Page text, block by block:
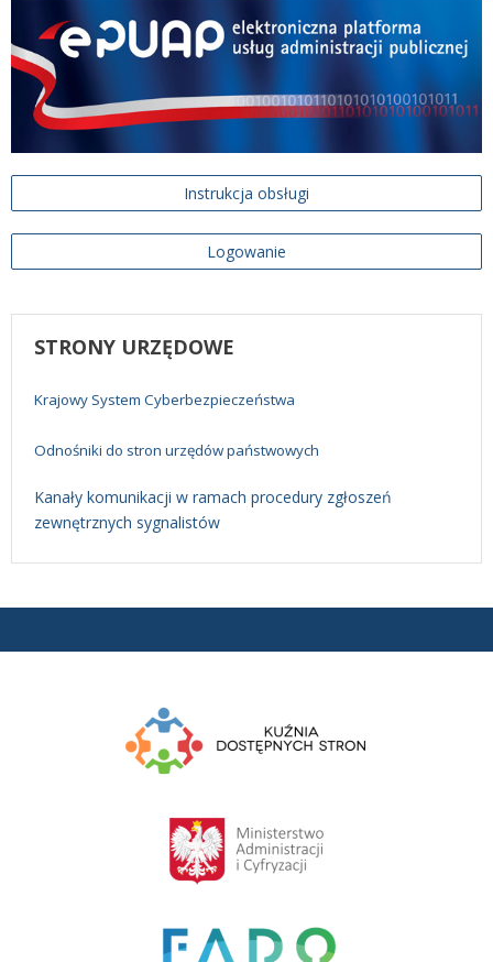
Instrukcja obsługi
Logowanie
STRONY URZĘDOWE
Krajowy System Cyberbezpieczeństwa
Odnośniki do stron urzędów państwowych
Kanały komunikacji w ramach procedury zgłoszeń
zewnętrznych sygnalistów